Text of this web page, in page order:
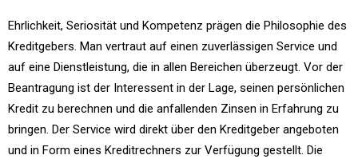
Ehrlichkeit, Seriosität und Kompetenz prägen die Philosophie des
Kreditgebers. Man vertraut auf einen zuverlässigen Service und
auf eine Dienstleistung, die in allen Bereichen überzeugt. Vor der
Beantragung ist der Interessent in der Lage, seinen persönlichen
Kredit zu berechnen und die anfallenden Zinsen in Erfahrung zu
bringen. Der Service wird direkt über den Kreditgeber angeboten
und in Form eines Kreditrechners zur Verfügung gestellt. Die